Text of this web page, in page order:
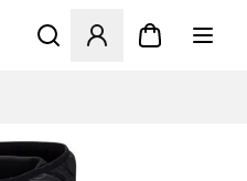
Åbner en Modal til at